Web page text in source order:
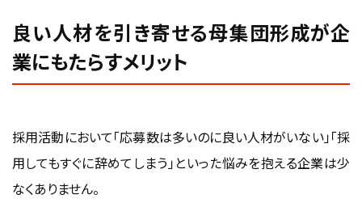
良い人材を引き寄せる母集団形成が企
業にもたらすメリット
採用活動において「応募数は多いのに良い人材がいない」「採
用してもすぐに辞めてしまう」といった悩みを抱える企業は少
なくありません。